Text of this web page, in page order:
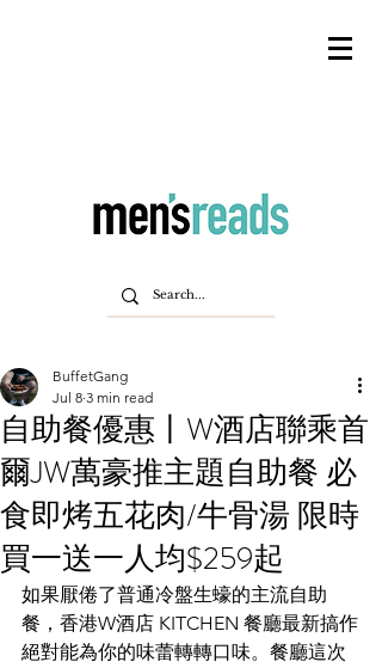
自助餐優惠丨W酒店聯乘首
爾JW萬豪推主題自助餐 必
食即烤五花肉/牛骨湯 限時
買一送一人均$259起
BuffetGang
Jul 8 3 min read
如果厭倦了普通冷盤生蠔的主流自助
餐，香港W酒店 KITCHEN 餐廳最新搞作
絕對能為你的味蕾轉轉口味。餐廳這次